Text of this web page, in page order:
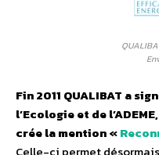
Fin 2011 QUALIBAT a
l’Ecologie et de
crée la mention «